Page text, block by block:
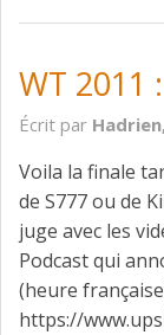
WT 2011
Écrit par
Voila la finale
de S777 ou de
juge avec les
Podcast qui
(heure
https://